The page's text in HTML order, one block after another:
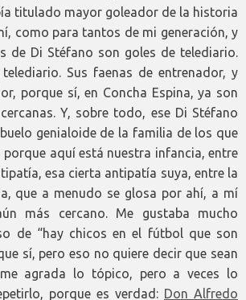
titulado mayor goleador de la historia
como para tantos de mi generación, y
de Di Stéfano son goles de telediario.
Sus faenas de entrenador, y
porque sí, en Concha Espina, ya son
Y, sobre todo, ese Di Stéfano
genialoide de la familia de los que
aquí está nuestra infancia, entre
esa cierta antipatía suya, entre la
que a menudo se glosa por ahí, a mí
más cercano. Me gustaba mucho
de “hay chicos en el fútbol que son
sí, pero eso no quiere decir que sean
me agrada lo tópico, pero a veces lo
porque es verdad: Don Alfredo